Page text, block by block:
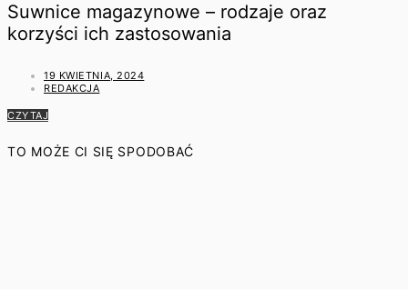
Suwnice magazynowe – rodzaje oraz
korzyści ich zastosowania
19 KWIETNIA, 2024
REDAKCJA
CZYTAJ
TO MOŻE CI SIĘ SPODOBAĆ